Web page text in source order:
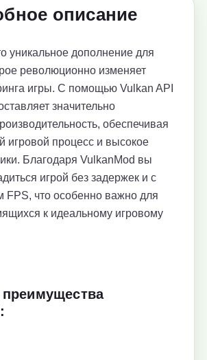
описание
уникальное дополнение для
революционно изменяет
игры. С помощью Vulkan API
значительно
обеспечивая
игровой процесс и высокое
Благодаря VulkanMod вы
игрой без задержек и с
FPS, что особенно важно для
к идеальному игровому